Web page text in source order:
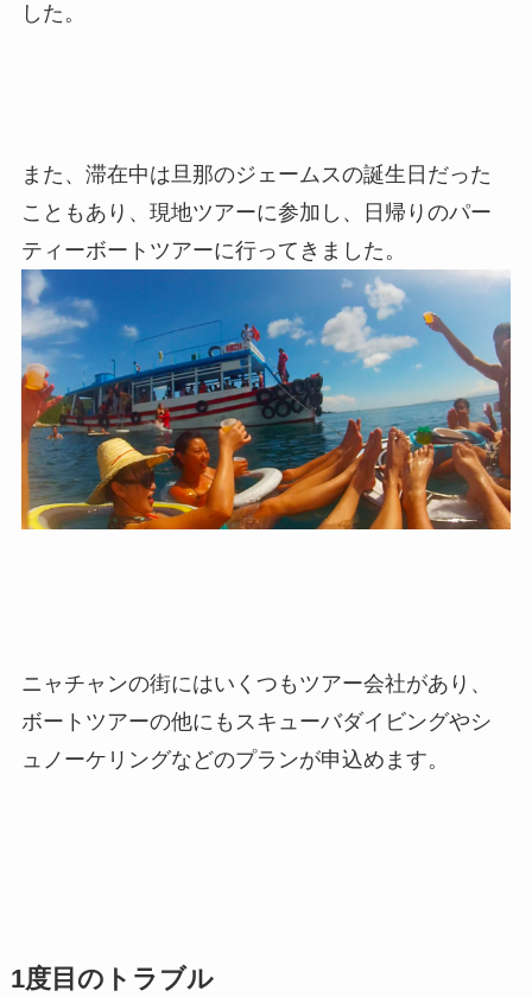
した。
また、滞在中は旦那のジェームスの誕生日だった
こともあり、現地ツアーに参加し、日帰りのパー
ティーボートツアーに行ってきました。
ニャチャンの街にはいくつもツアー会社があり、
ボートツアーの他にもスキューバダイビングやシ
ュノーケリングなどのプランが申込めます。
1度目のトラブル